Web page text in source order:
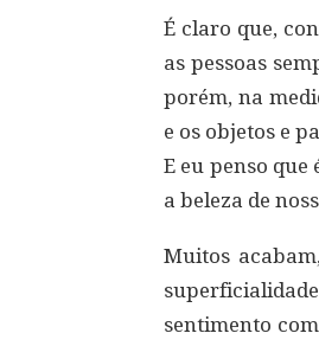
É claro que,
as pessoas
porém, na
e os objetos e
E eu penso
a beleza de
Muitos
sentimento